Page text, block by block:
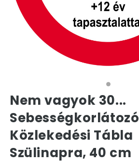
Nem vagyok 30...
Sebességkorlátozó
Közlekedési Tábla
Szülinapra, 40 cm